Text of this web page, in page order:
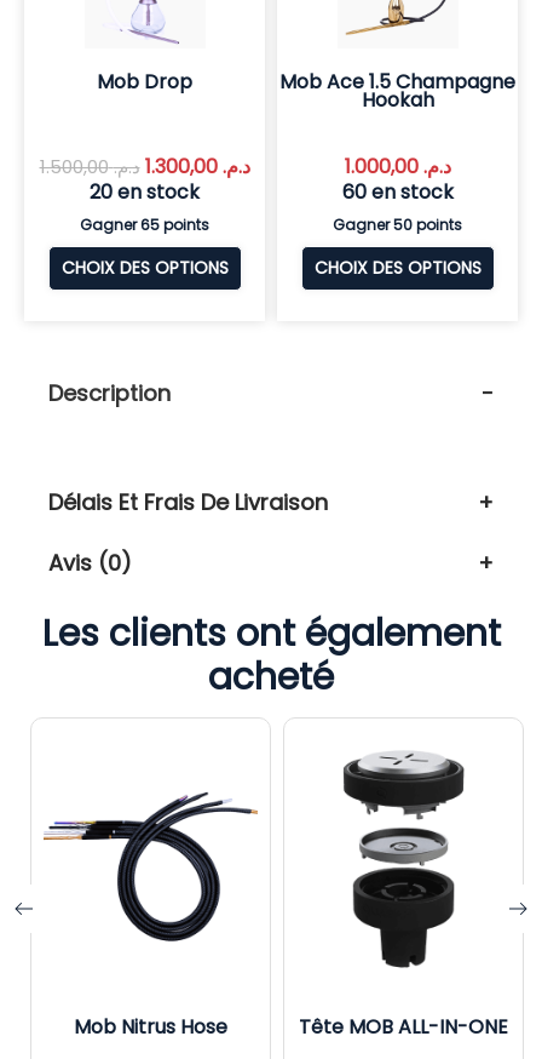
Mob Drop
د.م.1.500,00 د.م.1.300,00
20 en stock
Gagner 65 points
CHOIX DES OPTIONS
Mob Ace 1.5 Champagne
Hookah
د.م.1.000,00
60 en stock
Gagner 50 points
CHOIX DES OPTIONS
Description
Délais Et Frais De Livraison
Avis (0)
Les clients ont également
acheté
Mob Nitrus Hose Tête MOB ALL-IN-ONE